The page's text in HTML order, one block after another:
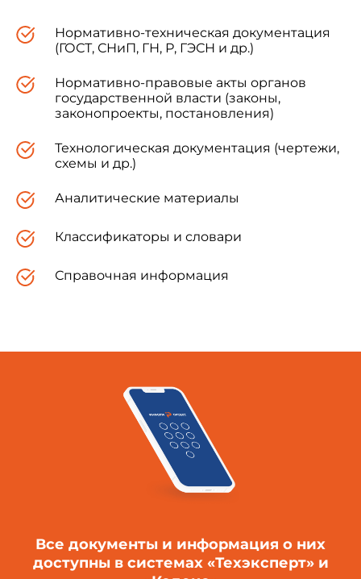
Нормативно-техническая документация
(ГОСТ, СНиП, ГН, Р, ГЭСН и др.)
Нормативно-правовые акты органов
государственной власти (законы,
законопроекты, постановления)
Технологическая документация (чертежи,
схемы и др.)
Аналитические материалы
Классификаторы и словари
Справочная информация
Все документы и информация о них
доступны в системах «Техэксперт» и